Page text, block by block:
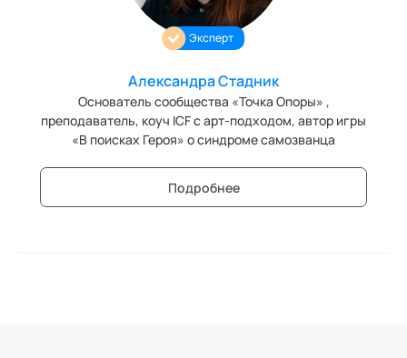
Эксперт
Александра Стадник
Основатель сообщества «Точка Опоры» ,
преподаватель, коуч ICF с арт-подходом, автор игры
«В поисках Героя» о синдроме самозванца
Подробнее